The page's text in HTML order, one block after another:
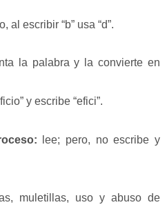
al escribir “b” usa “d”.
la palabra y la convierte en
y escribe “efici”.
:
lee; pero, no escribe y
muletillas, uso y abuso de